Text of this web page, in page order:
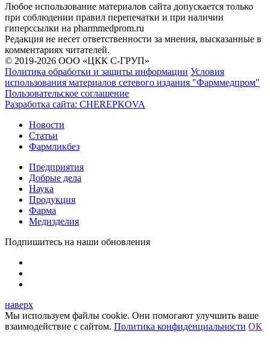
Любое использование материалов сайта допускается только
при соблюдении правил перепечатки и при наличии
гиперссылки на pharmmedprom.ru
Редакция не несет ответственности за мнения, высказанные в
комментариях читателей.
© 2019-2026 ООО «ЦКК С-ГРУП»
Политика обработки и защиты информации Условия
использования материалов сетевого издания "Фарммедпром"
Пользовательское соглашение
Разработка сайта: CHEREPKOVA
Новости
Статьи
Фармликбез
Предприятия
Добрые дела
Наука
Продукция
Фарма
Медизделия
Подпишитесь на наши обновления
наверх
Мы используем файлы cookie. Они помогают улучшить ваше
взаимодействие с сайтом. Политика конфиденциальности ОК